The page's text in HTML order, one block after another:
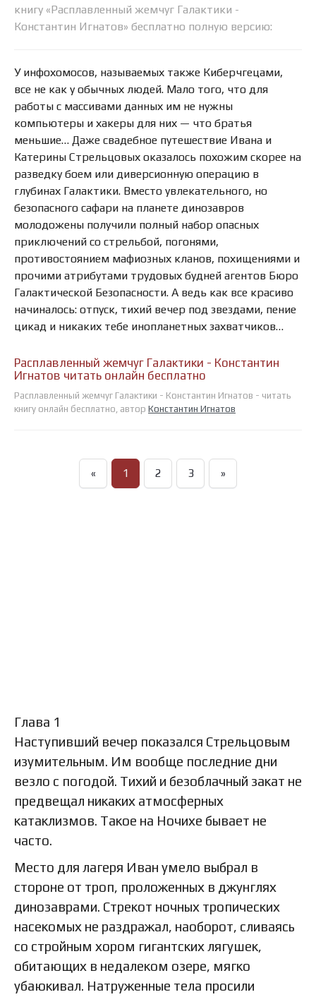
книгу «Расплавленный жемчуг Галактики -
Константин Игнатов» бесплатно полную версию:
У инфохомосов, называемых также Киберчгецами,
все не как у обычных людей. Мало того, что для
работы с массивами данных им не нужны
компьютеры и хакеры для них — что братья
меньшие… Даже свадебное путешествие Ивана и
Катерины Стрельцовых оказалось похожим скорее на
разведку боем или диверсионную операцию в
глубинах Галактики. Вместо увлекательного, но
безопасного сафари на планете динозавров
молодожены получили полный набор опасных
приключений со стрельбой, погонями,
противостоянием мафиозных кланов, похищениями и
прочими атрибутами трудовых будней агентов Бюро
Галактической Безопасности. А ведь как все красиво
начиналось: отпуск, тихий вечер под звездами, пение
цикад и никаких тебе инопланетных захватчиков…
Расплавленный жемчуг Галактики - Константин
Игнатов читать онлайн бесплатно
Расплавленный жемчуг Галактики - Константин Игнатов - читать
книгу онлайн бесплатно, автор Константин Игнатов
« 1 2 3 »
Глава 1
Наступивший вечер показался Стрельцовым
изумительным. Им вообще последние дни
везло с погодой. Тихий и безоблачный закат не
предвещал никаких атмосферных
катаклизмов. Такое на Ночихе бывает не
часто.
Место для лагеря Иван умело выбрал в
стороне от троп, проложенных в джунглях
динозаврами. Стрекот ночных тропических
насекомых не раздражал, наоборот, сливаясь
со стройным хором гигантских лягушек,
обитающих в недалеком озере, мягко
убаюкивал. Натруженные тела просили